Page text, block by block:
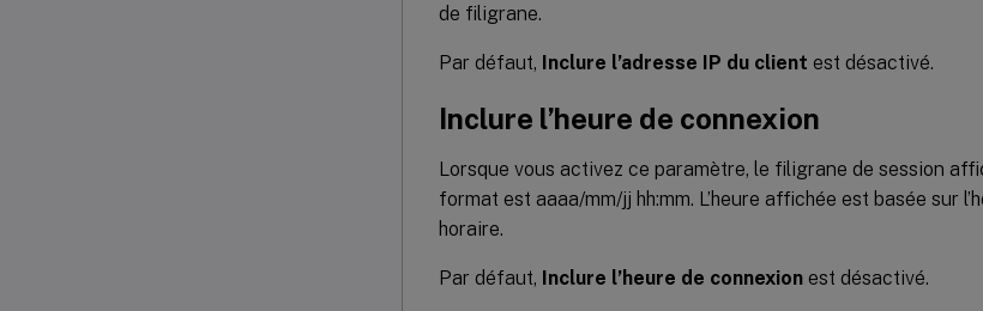
de filigrane.
Par défaut, Inclure l’adresse IP du client est désactivé.
Inclure l’heure de connexion
Lorsque vous activez ce paramètre, le filigrane de session
format est aaaa/mm/jj hh:mm. L’heure affichée est basée sur
horaire.
Par défaut, Inclure l’heure de connexion est désactivé.